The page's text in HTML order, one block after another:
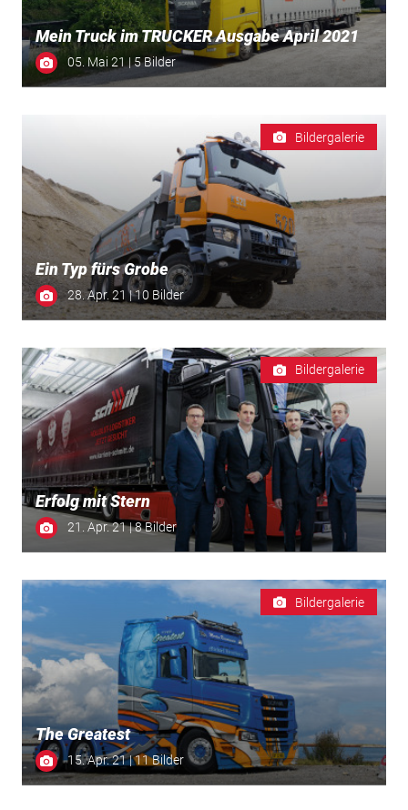
Mein Truck im TRUCKER Ausgabe April 2021
05. Mai 21 | 5 Bilder
Bildergalerie
Ein Typ fürs Grobe
28. Apr. 21 | 10 Bilder
Bildergalerie
Erfolg mit Stern
21. Apr. 21 | 8 Bilder
Bildergalerie
The Greatest
15. Apr. 21 | 11 Bilder